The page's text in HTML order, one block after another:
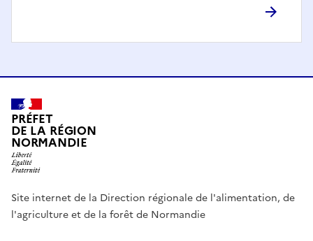
PRÉFET
DE LA RÉGION
NORMANDIE
Site internet de la Direction régionale de l'alimentation, de
l'agriculture et de la forêt de Normandie